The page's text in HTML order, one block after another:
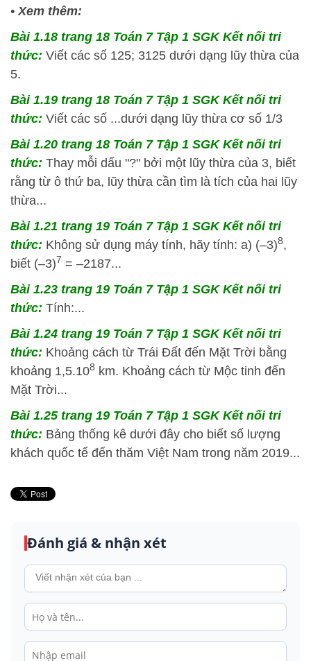
•Xem thêm:
Bài 1.18 trang 18 Toán 7 Tập 1 SGK Kết nối tri
thức: Viết các số 125; 3125 dưới dạng lũy thừa của
5.
Bài 1.19 trang 18 Toán 7 Tập 1 SGK Kết nối tri
thức: Viết các số ...dưới dạng lũy thừa cơ số 1/3
Bài 1.20 trang 18 Toán 7 Tập 1 SGK Kết nối tri
thức: Thay mỗi dấu "?" bởi một lũy thừa của 3, biết
rằng từ ô thứ ba, lũy thừa cần tìm là tích của hai lũy
thừa...
Bài 1.21 trang 19 Toán 7 Tập 1 SGK Kết nối tri
thức: Không sử dụng máy tính, hãy tính: a) (–3)8,
biết (–3)7 = –2187...
Bài 1.23 trang 19 Toán 7 Tập 1 SGK Kết nối tri
thức: Tính:...
Bài 1.24 trang 19 Toán 7 Tập 1 SGK Kết nối tri
thức: Khoảng cách từ Trái Đất đến Mặt Trời bằng
khoảng 1,5.108 km. Khoảng cách từ Mộc tinh đến
Mặt Trời...
Bài 1.25 trang 19 Toán 7 Tập 1 SGK Kết nối tri
thức: Bảng thống kê dưới đây cho biết số lượng
khách quốc tế đến thăm Việt Nam trong năm 2019...
Đánh giá & nhận xét